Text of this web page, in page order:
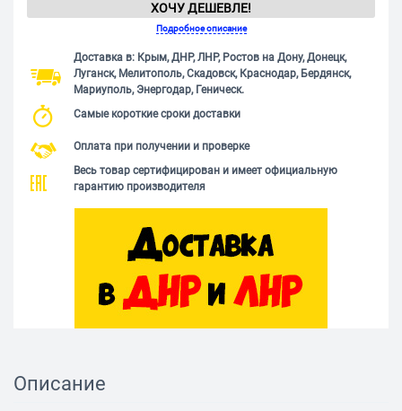
ХОЧУ ДЕШЕВЛЕ!
Подробное описание
Доставка в: Крым, ДНР, ЛНР, Ростов на Дону, Донецк,
Луганск, Мелитополь, Скадовск, Краснодар, Бердянск,
Мариуполь, Энергодар, Геническ.
Самые короткие сроки доставки
Оплата при получении и проверке
Весь товар сертифицирован и имеет официальную
гарантию производителя
Описание